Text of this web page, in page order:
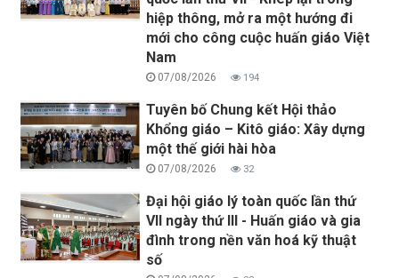
hiệp thông, mở ra một hướng đi
mới cho công cuộc huấn giáo Việt
Nam
07/08/2026 194
Tuyên bố Chung kết Hội thảo
Khổng giáo – Kitô giáo: Xây dựng
một thế giới hài hòa
07/08/2026 32
Đại hội giáo lý toàn quốc lần thứ
VII ngày thứ III - Huấn giáo và gia
đình trong nền văn hoá kỹ thuật
số